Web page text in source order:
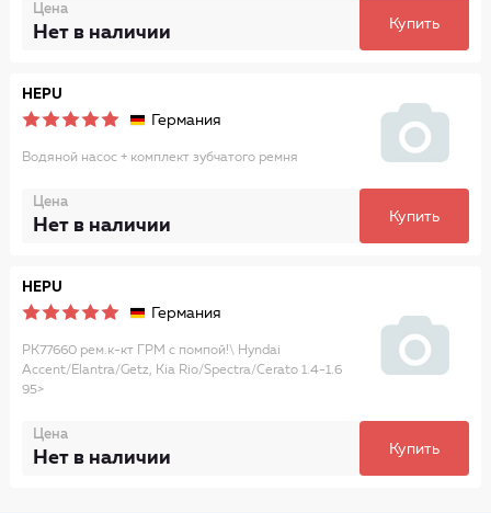
Цена
Нет в наличии Купить
HEPU
Германия
Водяной насос + комплект зубчатого ремня
Цена
Нет в наличии Купить
HEPU
Германия
PK77660 рем.к-кт ГРМ с помпой!\ Hyndai
Accent/Elantra/Getz, Kia Rio/Spectra/Cerato 1.4-1.6
95>
Цена
Нет в наличии Купить